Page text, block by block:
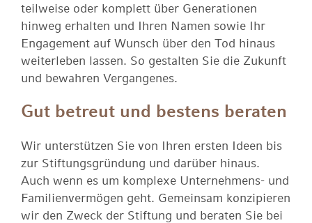
teilweise oder komplett über Generationen
hinweg erhalten und Ihren Namen sowie Ihr
Engagement auf Wunsch über den Tod hinaus
weiterleben lassen. So gestalten Sie die Zukunft
und bewahren Vergangenes.
Gut betreut und bestens beraten
Wir unterstützen Sie von Ihren ersten Ideen bis
zur Stiftungsgründung und darüber hinaus.
Auch wenn es um komplexe Unternehmens- und
Familienvermögen geht. Gemeinsam konzipieren
wir den Zweck der Stiftung und beraten Sie bei